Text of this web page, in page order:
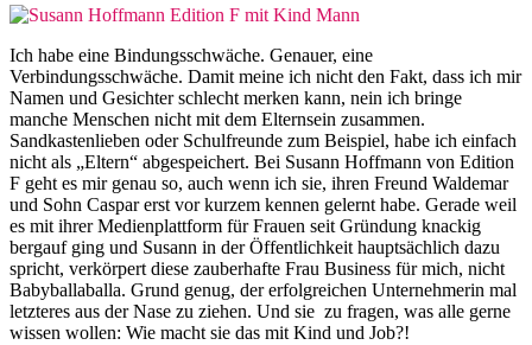
Ich habe eine Bindungsschwäche. Genauer, eine
Verbindungsschwäche. Damit meine ich nicht den Fakt, dass ich mir
Namen und Gesichter schlecht merken kann, nein ich bringe
manche Menschen nicht mit dem Elternsein zusammen.
Sandkastenlieben oder Schulfreunde zum Beispiel, habe ich einfach
nicht als „Eltern“ abgespeichert. Bei Susann Hoffmann von Edition
F geht es mir genau so, auch wenn ich sie, ihren Freund Waldemar
und Sohn Caspar erst vor kurzem kennen gelernt habe. Gerade weil
es mit ihrer Medienplattform für Frauen seit Gründung knackig
bergauf ging und Susann in der Öffentlichkeit hauptsächlich dazu
spricht, verkörpert diese zauberhafte Frau Business für mich, nicht
Babyballaballa. Grund genug, der erfolgreichen Unternehmerin mal
letzteres aus der Nase zu ziehen. Und sie zu fragen, was alle gerne
wissen wollen: Wie macht sie das mit Kind und Job?!